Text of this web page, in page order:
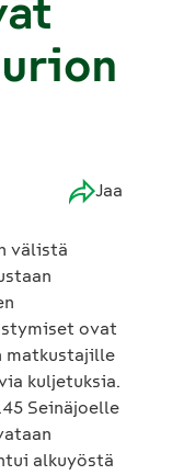
Jaa
välistä
ovat
matkustajille
kuljetuksia.
Seinäjoelle
alkuyöstä